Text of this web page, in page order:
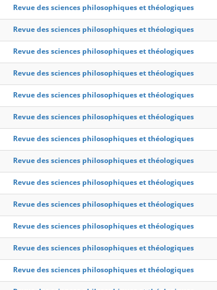
Revue des sciences philosophiques et théologiques
Revue des sciences philosophiques et théologiques
Revue des sciences philosophiques et théologiques
Revue des sciences philosophiques et théologiques
Revue des sciences philosophiques et théologiques
Revue des sciences philosophiques et théologiques
Revue des sciences philosophiques et théologiques
Revue des sciences philosophiques et théologiques
Revue des sciences philosophiques et théologiques
Revue des sciences philosophiques et théologiques
Revue des sciences philosophiques et théologiques
Revue des sciences philosophiques et théologiques
Revue des sciences philosophiques et théologiques